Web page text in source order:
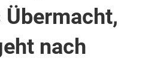
nach